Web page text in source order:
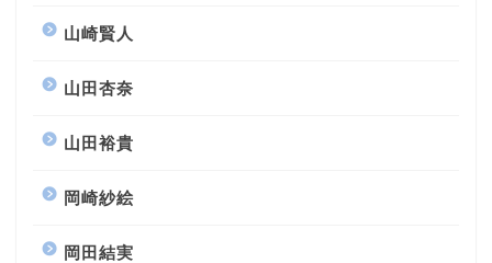
山崎賢人
山田杏奈
山田裕貴
岡崎紗絵
岡田結実